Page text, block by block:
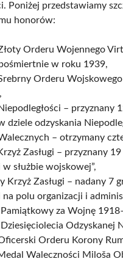
Poniżej przedstawiamy
honorów:
Orderu Wojennego
w roku 1939,
Orderu
– przyznany
dziele odzyskania
– otrzymany
Zasługi – przyznany
w służbie wojskowej”,
Krzyż Zasługi – nadany 7
na polu organizacji i
za Wojnę
Odzyskanej
Orderu Korony
Waleczności Miloša